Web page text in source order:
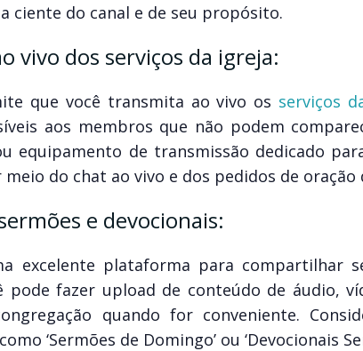
ciente do canal e de seu propósito.
vivo dos serviços da igreja:
que você transmita ao vivo os serviços
aos membros que não podem
equipamento de transmissão dedicado
do chat ao vivo e dos pedidos de oração
e devocionais:
excelente plataforma para compartilhar
pode fazer upload de conteúdo de áudio,
quando for conveniente.
‘Sermões de Domingo’ ou ‘Devocionais